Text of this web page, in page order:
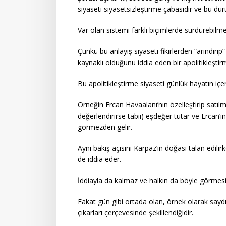
siyaseti siyasetsizleştirme çabasıdır ve bu
Var olan sistemi farklı biçimlerde
Çünkü bu anlayış siyaseti fikirlerden
kaynaklı olduğunu iddia eden bir
Bu apolitikleştirme siyaseti günlük hayatın
Örneğin Ercan Havaalanı’nın özelleştirip
değerlendirirse tabii) eşdeğer tutar ve
görmezden gelir.
Aynı bakış açısını Karpaz’ın doğası talan
de iddia eder.
İddiayla da kalmaz ve halkın da böyle
Fakat gün gibi ortada olan, örnek olarak
çıkarları çerçevesinde şekillendiğidir.